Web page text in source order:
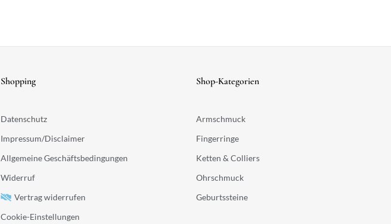
Shopping
Datenschutz
Impressum/Disclaimer
Allgemeine Geschäftsbedingungen
Widerruf
Vertrag widerrufen
Cookie-Einstellungen
Shop-Kategorien
Armschmuck
Fingerringe
Ketten & Colliers
Ohrschmuck
Geburtssteine